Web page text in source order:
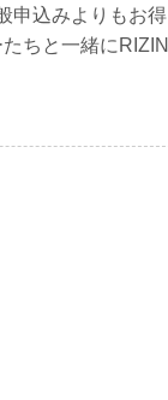
申込みよりもお得
ちと一緒にRIZIN